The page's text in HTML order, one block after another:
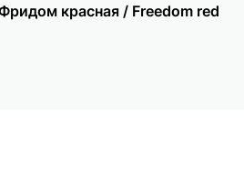
красная / Freedom red